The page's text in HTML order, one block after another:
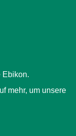
Ebikon.
mehr, um unsere